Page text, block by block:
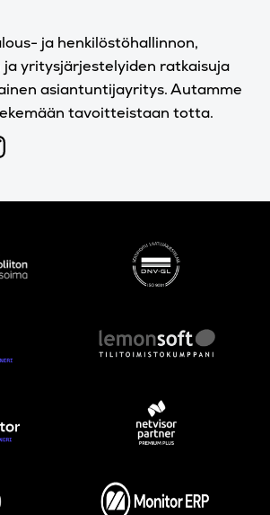
ja henkilöstöhallinnon,
yritysjärjestelyiden ratkaisuja
asiantuntijayritys. Autamme
tavoitteistaan totta.